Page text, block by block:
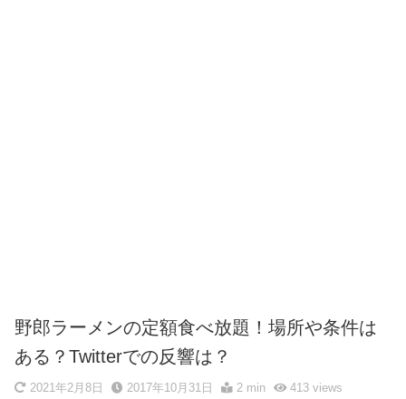
野郎ラーメンの定額食べ放題！場所や条件は
ある？Twitterでの反響は？
2021年2月8日 2017年10月31日 2 min 413views